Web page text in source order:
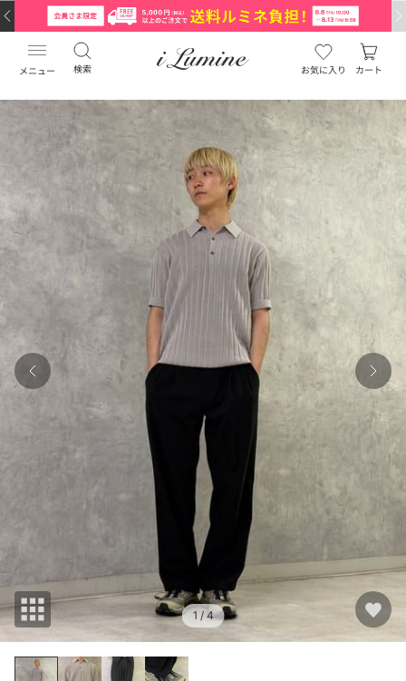
メニュー 検索 お気に入り カート
1 / 4